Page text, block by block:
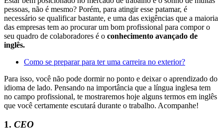
pessoas, não é mesmo? Porém, para atingir esse patamar, é
necessário se qualificar bastante, e uma das exigências que a maioria
das empresas tem ao procurar um bom profissional para compor o
seu quadro de colaboradores é o conhecimento avançado de
inglês.
Como se preparar para ter uma carreira no exterior?
Para isso, você não pode dormir no ponto e deixar o aprendizado do
idioma de lado. Pensando na importância que a língua inglesa tem
no campo profissional, te mostraremos hoje alguns termos em inglês
que você certamente escutará durante o trabalho. Acompanhe!
1. CEO